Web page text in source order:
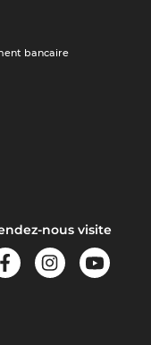
bancaire
nous visite